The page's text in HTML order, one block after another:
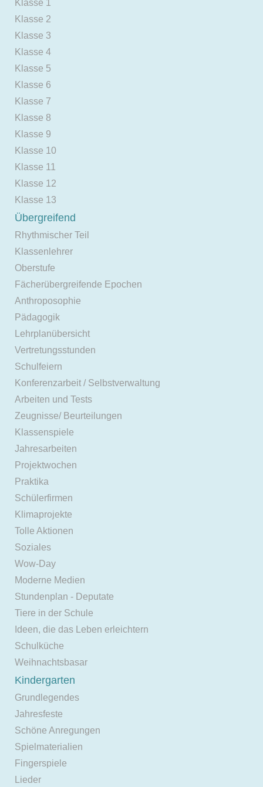
Klasse 1
Klasse 2
Klasse 3
Klasse 4
Klasse 5
Klasse 6
Klasse 7
Klasse 8
Klasse 9
Klasse 10
Klasse 11
Klasse 12
Klasse 13
Übergreifend
Rhythmischer Teil
Klassenlehrer
Oberstufe
Fächerübergreifende Epochen
Anthroposophie
Pädagogik
Lehrplanübersicht
Vertretungsstunden
Schulfeiern
Konferenzarbeit / Selbstverwaltung
Arbeiten und Tests
Zeugnisse/ Beurteilungen
Klassenspiele
Jahresarbeiten
Projektwochen
Praktika
Schülerfirmen
Klimaprojekte
Tolle Aktionen
Soziales
Wow-Day
Moderne Medien
Stundenplan - Deputate
Tiere in der Schule
Ideen, die das Leben erleichtern
Schulküche
Weihnachtsbasar
Kindergarten
Grundlegendes
Jahresfeste
Schöne Anregungen
Spielmaterialien
Fingerspiele
Lieder